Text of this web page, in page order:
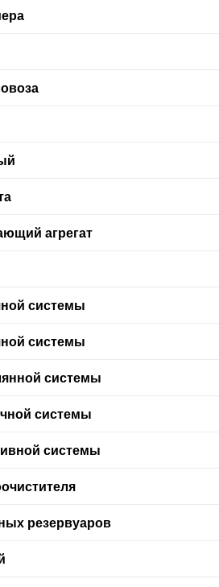
агрегат
системы
системы
системы
системы
системы
резервуаров